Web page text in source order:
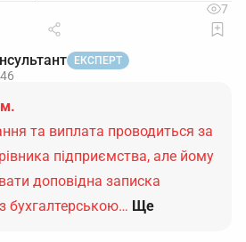
7
ЕКСПЕРТ
та виплата проводиться за
підприємства, але йому
доповідна записка
бухгалтерською… Ще